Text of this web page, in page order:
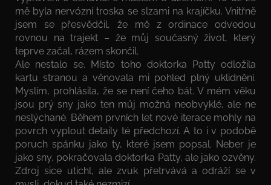
mě byla nervózní troska se slzami na krajíčku. Vnitřně
jsem se přesvědčil, že mě z ordinace odvedou
rovnou na trajekt – že můj současný život, který
teprve začal, rázem skončil.
Ale nestalo se. Místo toho doktorka Patty odložila
kartu stranou a věnovala mi pohled plný uklidnění.
Myslím, prohlásila, že se není čeho bát. V mém věku
jsou prý sny jako ten můj možná neobvyklé, ale ne
neslýchané. Během prvních let nové iterace mohly na
povrch vyplout detaily té předchozí. A to i v podobě
poruch spánku jako ty, které jsem popsal. Neber je
jako sny, pokračovala doktorka Patty, ale jako ozvěny.
Zdroj sice utichl, ale zvuk přetrvává a odráží se v